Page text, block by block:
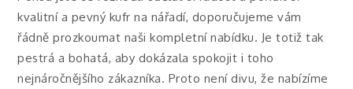
kvalitní a pevný kufr na nářadí, doporučujeme vám
řádně prozkoumat naši kompletní nabídku. Je totiž tak
pestrá a bohatá, aby dokázala spokojit i toho
nejnáročnějšího zákazníka. Proto není divu, že nabízíme